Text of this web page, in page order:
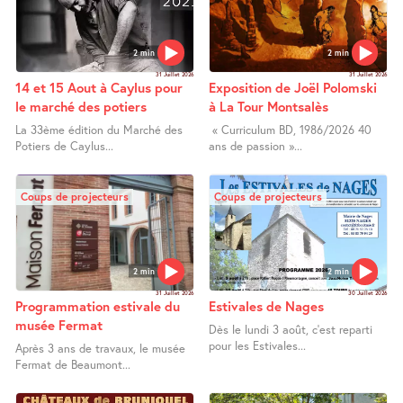
2 min
31 Juillet 2026
14 et 15 Aout à Caylus pour
le marché des potiers
La 33ème édition du Marché des
Potiers de Caylus...
2 min
31 Juillet 2026
Exposition de Joël Polomski
à La Tour Montsalès
« Curriculum BD, 1986/2026 40
ans de passion »...
2 min
Coups de projecteurs
31 Juillet 2026
Programmation estivale du
musée Fermat
Après 3 ans de travaux, le musée
Fermat de Beaumont...
2 min
Coups de projecteurs
30 Juillet 2026
Estivales de Nages
Dès le lundi 3 août, c’est reparti
pour les Estivales...